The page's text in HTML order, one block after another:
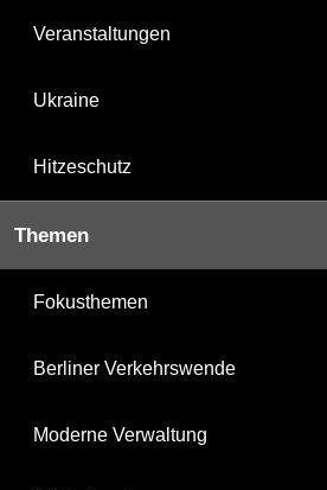
Veranstaltungen
Ukraine
Hitzeschutz
Themen
Fokusthemen
Berliner Verkehrswende
Moderne Verwaltung